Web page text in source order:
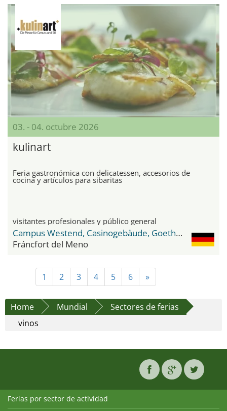
03. - 04. octubre 2026
kulinart
Feria gastronómica con delicatessen, accesorios de
cocina y artículos para sibaritas
visitantes profesionales y público general
Campus Westend, Casinogebäude, Goethe-Universität
Fráncfort del Meno
1 2 3 4 5 6 »
Home Mundial
Sectores de ferias
vinos
Ferias por sector de actividad